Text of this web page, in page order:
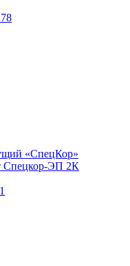
«СпецКор»
Спецкор-ЭП 2К